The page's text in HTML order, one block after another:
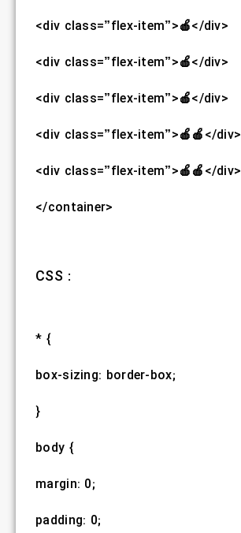
<div class=”flex-item”>🍎</div>
<div class=”flex-item”>🍎</div>
<div class=”flex-item”>🍎</div>
<div class=”flex-item”>🍎🍎</div>
<div class=”flex-item”>🍎🍎</div>
</container>
CSS :
* {
box-sizing: border-box;
}
body {
margin: 0;
padding: 0;